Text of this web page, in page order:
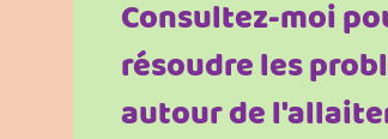
Consultez-moi
résoudre les
autour de